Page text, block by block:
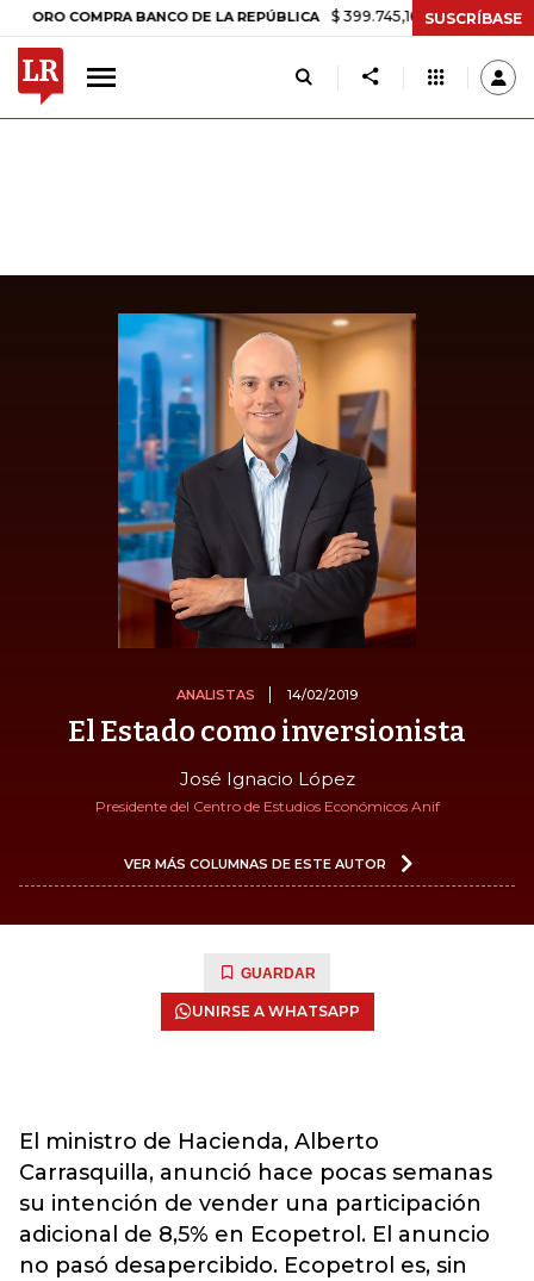
COMPRA BANCO DE LA REPÚBLICA $ 399.745,16 +$ 2.295,71 +0,58%
SUSCRÍBASE
ANALISTAS 14/02/2019
El Estado como inversionista
José Ignacio López
Presidente del Centro de Estudios Económicos Anif
VER MÁS COLUMNAS DE ESTE AUTOR
GUARDAR
UNIRSE A WHATSAPP
El ministro de Hacienda, Alberto
Carrasquilla, anunció hace pocas semanas
su intención de vender una participación
adicional de 8,5% en Ecopetrol. El anuncio
no pasó desapercibido. Ecopetrol es, sin